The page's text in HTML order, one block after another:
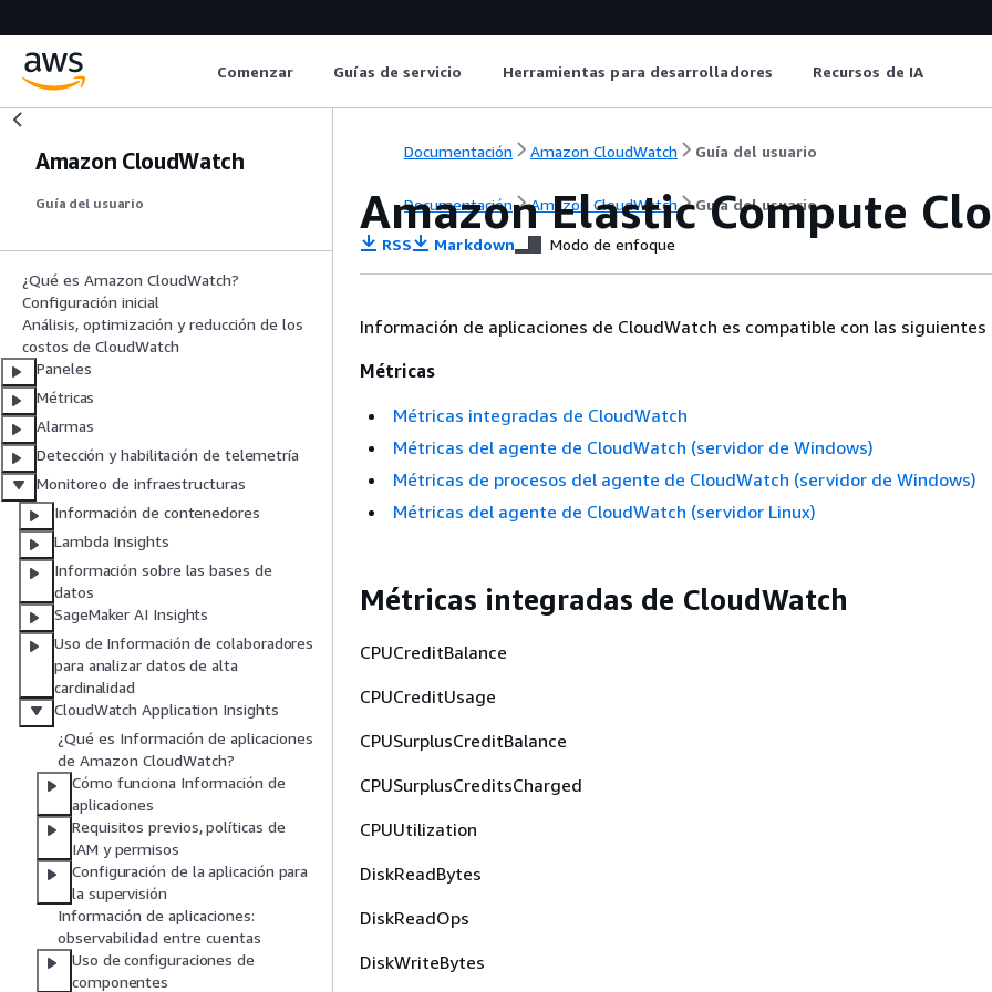
Comenzar Guías de servicio Herramientas para desarrolladores Recursos de IA
Amazon CloudWatch
Guía del usuario
¿Qué es Amazon CloudWatch?
Configuración inicial
Análisis, optimización y reducción de los
costos de CloudWatch
Paneles
Métricas
Alarmas
Detección y habilitación de telemetría
Monitoreo de infraestructuras
Información de contenedores
Lambda Insights
Información sobre las bases de
datos
SageMaker AI Insights
Uso de Información de colaboradores
para analizar datos de alta
cardinalidad
CloudWatch Application Insights
¿Qué es Información de aplicaciones
de Amazon CloudWatch?
Cómo funciona Información de
aplicaciones
Requisitos previos, políticas de
IAM y permisos
Configuración de la aplicación para
la supervisión
Información de aplicaciones:
observabilidad entre cuentas
Uso de configuraciones de
componentes
Documentación Amazon CloudWatch Guía del usuario
Documentación Amazon CloudWatch Guía del usuario
Amazon Elastic Compute
RSS Markdown Modo de enfoque
Información de aplicaciones de CloudWatch es compatible con las
Métricas
Métricas integradas de CloudWatch
Métricas del agente de CloudWatch (servidor de Windows)
Métricas de procesos del agente de CloudWatch (servidor de Windows)
Métricas del agente de CloudWatch (servidor Linux)
Métricas integradas de CloudWatch
CPUCreditBalance
CPUCreditUsage
CPUSurplusCreditBalance
CPUSurplusCreditsCharged
CPUUtilization
DiskReadBytes
DiskReadOps
DiskWriteBytes